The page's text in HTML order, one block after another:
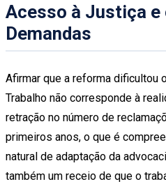
Acesso à Justiça e
Demandas
Afirmar que a reforma dificultou
Trabalho não corresponde à
retração no número de
primeiros anos, o que é
natural de adaptação da
também um receio de que o